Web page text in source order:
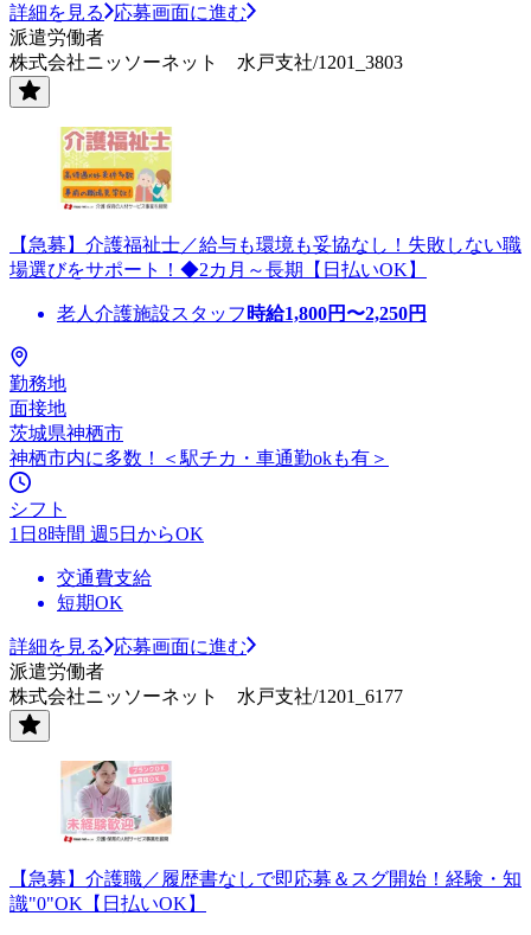
詳細を見る
応募画面に進む
派遣労働者
株式会社ニッソーネット 水戸支社/1201_3803
【急募】介護福祉士／給与も環境も妥協なし！失敗しない職
場選びをサポート！◆2カ月～長期【日払いOK】
老人介護施設スタッフ 時給1,800円〜2,250円
勤務地
面接地
茨城県神栖市
神栖市内に多数！＜駅チカ・車通勤okも有＞
シフト
1日8時間 週5日からOK
交通費支給
短期OK
詳細を見る
応募画面に進む
派遣労働者
株式会社ニッソーネット 水戸支社/1201_6177
【急募】介護職／履歴書なしで即応募＆スグ開始！経験・知
識"0"OK【日払いOK】